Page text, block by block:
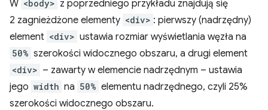
W <body> z poprzedniego przykładu znajdują się
2 zagnieżdżone elementy <div> : pierwszy (nadrzędny)
element <div> ustawia rozmiar wyświetlania węzła na
50% szerokości widocznego obszaru, a drugi element
<div> – zawarty w elemencie nadrzędnym – ustawia
jego width na 50% elementu nadrzędnego, czyli 25%
szerokości widocznego obszaru.